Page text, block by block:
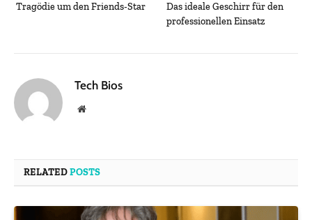
Tragödie um den Friends-Star
Das ideale Geschirr für den
professionellen Einsatz
Tech Bios
Website
RELATEDPOSTS